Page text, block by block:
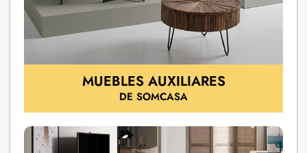
MUEBLES AUXILIARES
DE SOMCASA